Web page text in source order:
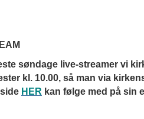
søndage live-streamer vi
kl. 10.00, så man via
HER kan følge med på sin